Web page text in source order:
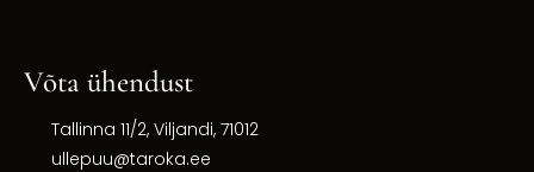
Võta ühendust
Tallinna 11/2, Viljandi, 71012
ullepuu@taroka.ee